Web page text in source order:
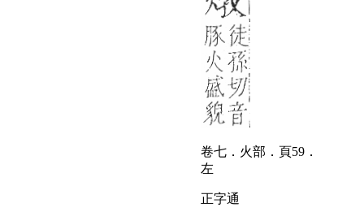
卷七．火部．頁59．
左
正字通